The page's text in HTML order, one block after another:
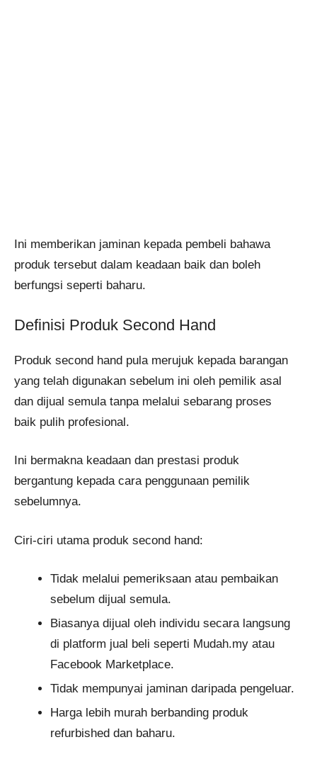
Ini memberikan jaminan kepada pembeli bahawa
produk tersebut dalam keadaan baik dan boleh
berfungsi seperti baharu.
Definisi Produk Second Hand
Produk second hand pula merujuk kepada barangan
yang telah digunakan sebelum ini oleh pemilik asal
dan dijual semula tanpa melalui sebarang proses
baik pulih profesional.
Ini bermakna keadaan dan prestasi produk
bergantung kepada cara penggunaan pemilik
sebelumnya.
Ciri-ciri utama produk second hand:
Tidak melalui pemeriksaan atau pembaikan
sebelum dijual semula.
Biasanya dijual oleh individu secara langsung
di platform jual beli seperti Mudah.my atau
Facebook Marketplace.
Tidak mempunyai jaminan daripada pengeluar.
Harga lebih murah berbanding produk
refurbished dan baharu.